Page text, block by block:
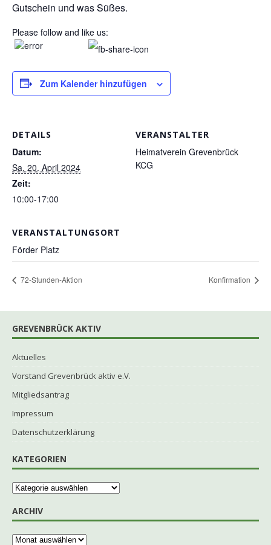
Gutschein und was Süßes.
Please follow and like us:
Zum Kalender hinzufügen
DETAILS
Datum:
Sa. 20. April 2024
Zeit:
10:00-17:00
VERANSTALTER
Heimatverein Grevenbrück
KCG
VERANSTALTUNGSORT
Förder Platz
72-Stunden-Aktion Konﬁrmation
GREVENBRÜCK AKTIV
Aktuelles
Vorstand Grevenbrück aktiv e.V.
Mitgliedsantrag
Impressum
Datenschutzerklärung
KATEGORIEN
ARCHIV